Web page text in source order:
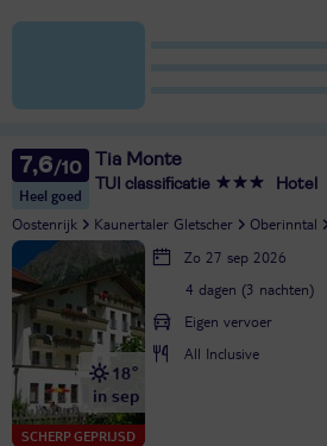
7,6
Heel goed
Tia Monte
TUI classificatie Hotel
Oostenrijk Kaunertaler Gletscher Oberinntal
SCHERP GEPRIJSD
18°
in sep
Zo 27 sep 2026
4 dagen (3 nachten)
Eigen vervoer
All Inclusive